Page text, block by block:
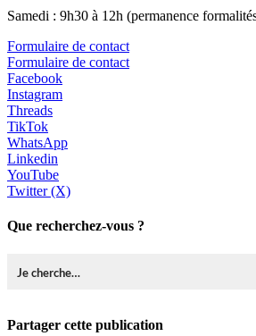
Samedi : 9h30 à 12h (permanence
Formulaire de contact
Formulaire de contact
Facebook
Instagram
Threads
TikTok
WhatsApp
Linkedin
YouTube
Twitter (X)
Que recherchez-vous ?
Partager cette publication